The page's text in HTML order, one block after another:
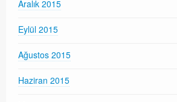
Aralık 2015
Eylül 2015
Ağustos 2015
Haziran 2015